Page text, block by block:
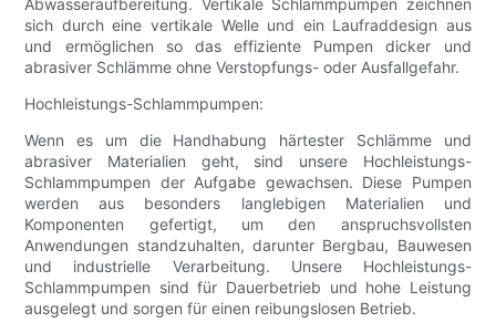
sich durch eine vertikale Welle und ein Laufraddesign aus
und ermöglichen so das effiziente Pumpen dicker und
abrasiver Schlämme ohne Verstopfungs- oder Ausfallgefahr.
Hochleistungs-Schlammpumpen:
Wenn es um die Handhabung härtester Schlämme und
abrasiver Materialien geht, sind unsere Hochleistungs-
Schlammpumpen der Aufgabe gewachsen. Diese Pumpen
werden aus besonders langlebigen Materialien und
Komponenten gefertigt, um den anspruchsvollsten
Anwendungen standzuhalten, darunter Bergbau, Bauwesen
und industrielle Verarbeitung. Unsere Hochleistungs-
Schlammpumpen sind für Dauerbetrieb und hohe Leistung
ausgelegt und sorgen für einen reibungslosen Betrieb.